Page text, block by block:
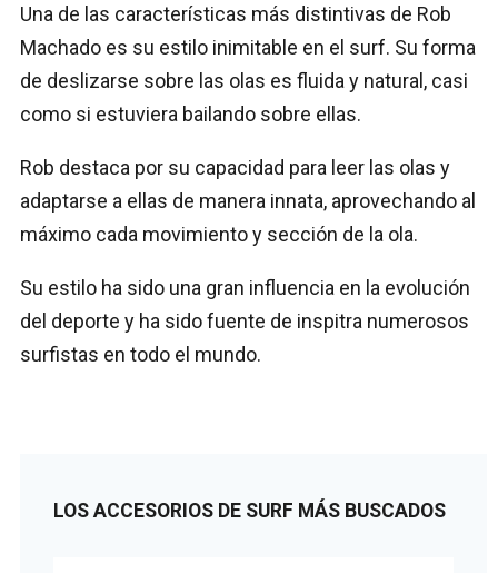
Una de las características más distintivas de Rob
Machado es su estilo inimitable en el surf. Su forma
de deslizarse sobre las olas es fluida y natural, casi
como si estuviera bailando sobre ellas.
Rob destaca por su capacidad para leer las olas y
adaptarse a ellas de manera innata, aprovechando al
máximo cada movimiento y sección de la ola.
Su estilo ha sido una gran influencia en la evolución
del deporte y ha sido fuente de inspitra numerosos
surfistas en todo el mundo.
LOS ACCESORIOS DE SURF MÁS BUSCADOS